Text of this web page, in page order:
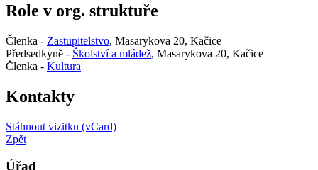
Role v org. struktuře
Členka - Zastupitelstvo, Masarykova 20, Kačice
Předsedkyně - Školství a mládež, Masarykova 20, Kačice
Členka - Kultura
Kontakty
Stáhnout vizitku (vCard)
Zpět
Úřad